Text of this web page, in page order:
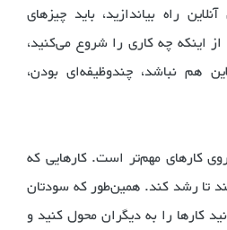
راه بیاندازید، باید چیزهای
اینکه چه کاری را شروع می‌کنید،
هم نباشد، چندوظیفه‌ای بودن،
کارهای مهم‌تر است. کارهایی که
تا رشد کند. همین‌طور که سودتان
کارها را به دیگران محول کنید و